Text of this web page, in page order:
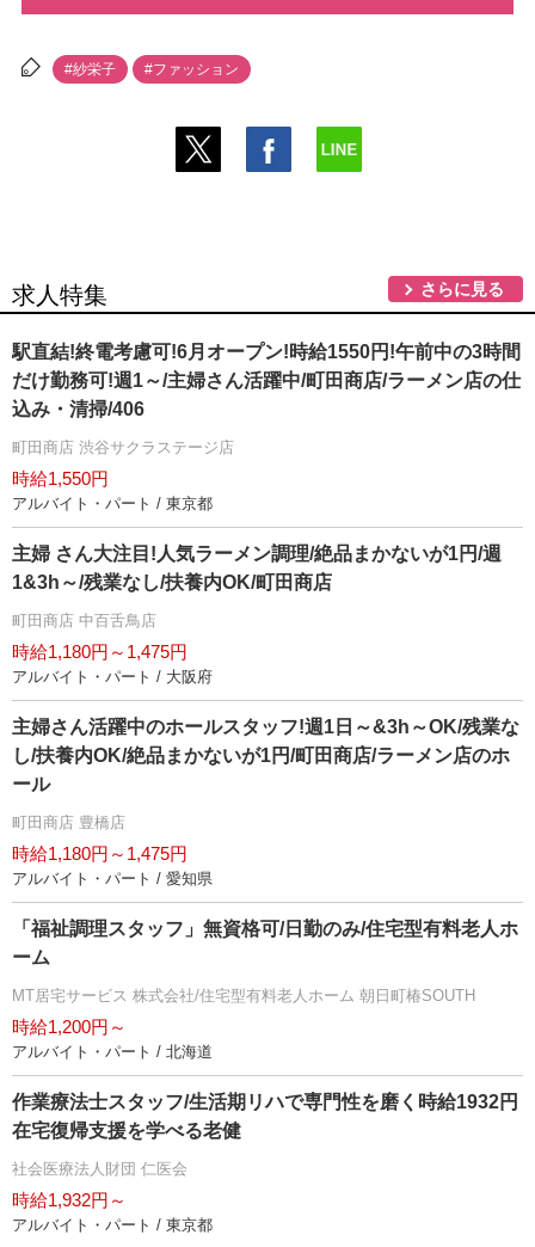
#紗栄子 #ファッション
求人特集 さらに見る
駅直結!終電考慮可!6月オープン!時給1550円!午前中の3時間
だけ勤務可!週1～/主婦さん活躍中/町田商店/ラーメン店の仕
込み・清掃/406
町田商店 渋谷サクラステージ店
時給1,550円
アルバイト・パート / 東京都
主婦 さん大注目!人気ラーメン調理/絶品まかないが1円/週
1&3h～/残業なし/扶養内OK/町田商店
町田商店 中百舌鳥店
時給1,180円～1,475円
アルバイト・パート / 大阪府
主婦さん活躍中のホールスタッフ!週1日～&3h～OK/残業な
し/扶養内OK/絶品まかないが1円/町田商店/ラーメン店のホ
ール
町田商店 豊橋店
時給1,180円～1,475円
アルバイト・パート / 愛知県
「福祉調理スタッフ」無資格可/日勤のみ/住宅型有料老人ホ
ーム
MT居宅サービス 株式会社/住宅型有料老人ホーム 朝日町椿SOUTH
時給1,200円～
アルバイト・パート / 北海道
作業療法士スタッフ/生活期リハで専門性を磨く時給1932円
在宅復帰支援を学べる老健
社会医療法人財団 仁医会
時給1,932円～
アルバイト・パート / 東京都